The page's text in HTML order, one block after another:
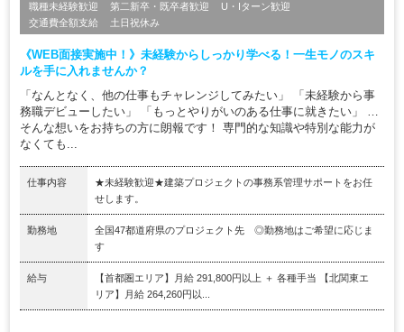
職種未経験歓迎 第二新卒・既卒者歓迎
U・Iターン歓迎
交通費全額支給
土日祝休み
《WEB面接実施中！》未経験からしっかり学べる！一生モノのスキ
ルを手に入れませんか？
「なんとなく、他の仕事もチャレンジしてみたい」 「未経験から事
務職デビューしたい」 「もっとやりがいのある仕事に就きたい」 …
そんな想いをお持ちの方に朗報です！ 専門的な知識や特別な能力が
なくても...
仕事内容
★未経験歓迎★建築プロジェクトの事務系管理サポートをお任
せします。
勤務地
全国47都道府県のプロジェクト先 ◎勤務地はご希望に応じま
す
給与
【首都圏エリア】月給 291,800円以上 ＋ 各種手当 【北関東エ
リア】月給 264,260円以...